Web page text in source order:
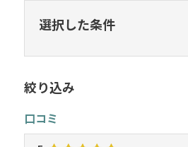
検査キッ
選択した条件
絞り込み
口コミ